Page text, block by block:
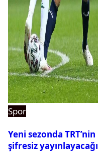
Spor
Yeni sezonda TRT’nin
şifresiz yayınlayacağı